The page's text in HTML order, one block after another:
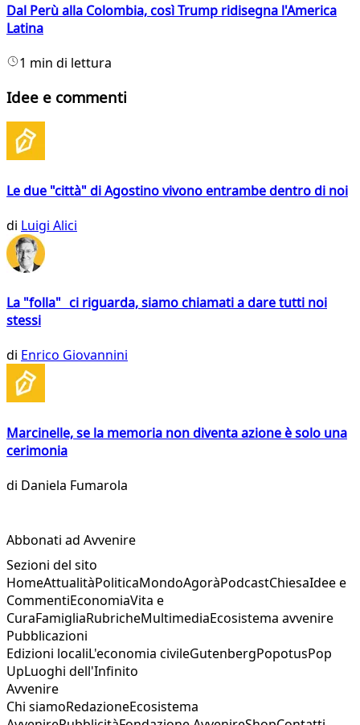
Dal Perù alla Colombia, così Trump ridisegna l'America
Latina
1 min di lettura
Idee e commenti
Le due "città" di Agostino vivono entrambe dentro di noi
di Luigi Alici
La "folla" ci riguarda, siamo chiamati a dare tutti noi
stessi
di Enrico Giovannini
Marcinelle, se la memoria non diventa azione è solo una
cerimonia
di Daniela Fumarola
Abbonati ad Avvenire
Sezioni del sito
HomeAttualitàPoliticaMondoAgoràPodcastChiesaIdee e
CommentiEconomiaVita e
CuraFamigliaRubricheMultimediaEcosistema avvenire
Pubblicazioni
Edizioni localiL'economia civileGutenbergPopotusPop
UpLuoghi dell'Infinito
Avvenire
Chi siamoRedazioneEcosistema